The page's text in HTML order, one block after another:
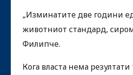
„Изминатите две години
животниот стандард,
Филипче.
Кога власта нема